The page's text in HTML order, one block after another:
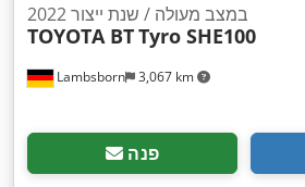
Lambsborn 3,067 km
במצב מעולה / שנת ייצור 2022
TOYOTA BTTyro SHE100
פנה